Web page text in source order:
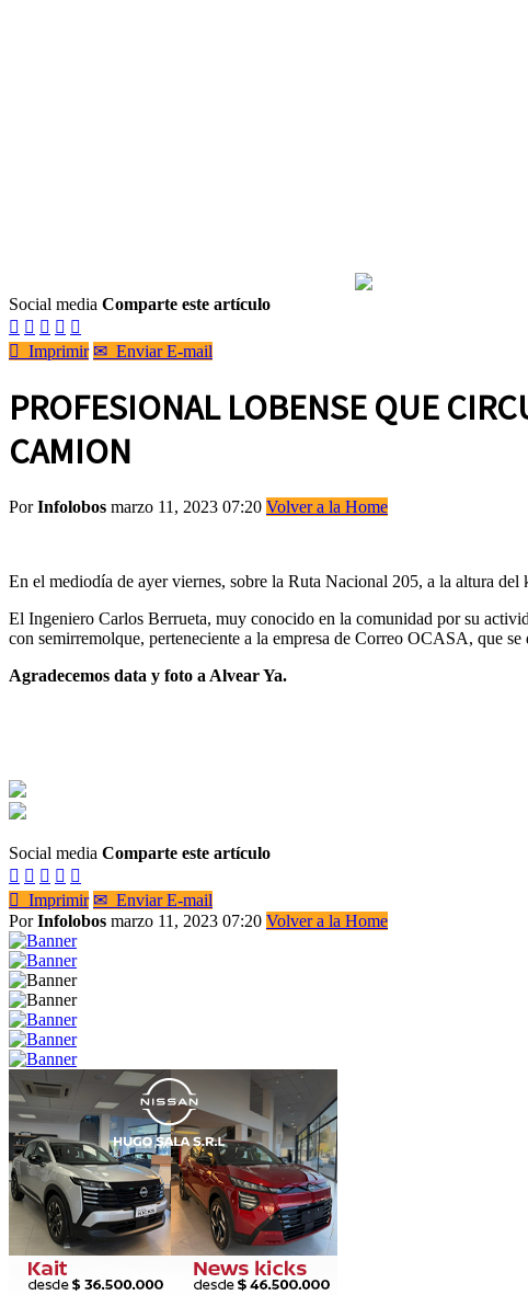
Social media Comparte este artículo
    
 Imprimir ✉ Enviar E-mail
PROFESIONAL LOBENSE QUE
CAMION
PorInfolobos marzo 11, 2023 07:20 Volver a la Home
En el mediodía de ayer viernes, sobre la Ruta Nacional 205, a la altura
El Ingeniero Carlos Berrueta, muy conocido en la comunidad por su
con semirremolque, perteneciente a la empresa de Correo OCASA, que
Agradecemos data y foto a Alvear Ya.
Social media Comparte este artículo
    
 Imprimir ✉ Enviar E-mail
PorInfolobos marzo 11, 2023 07:20 Volver a la Home